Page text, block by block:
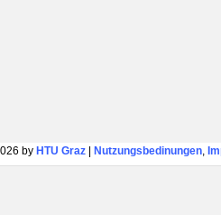
by HTU Graz| Nutzungsbedinungen,